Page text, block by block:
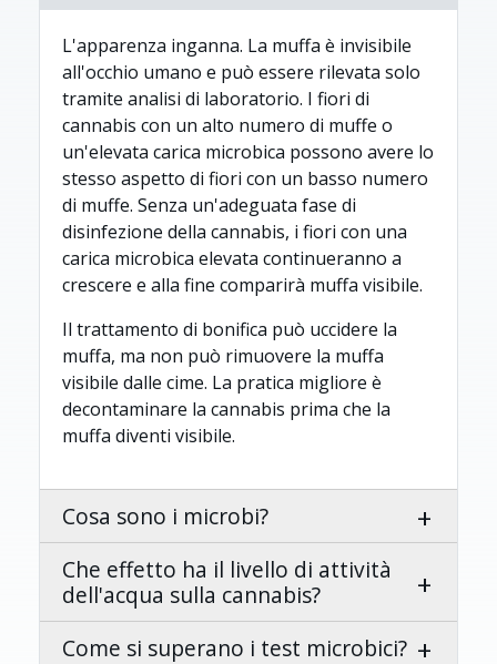
L'apparenza inganna. La muffa è invisibile
all'occhio umano e può essere rilevata solo
tramite analisi di laboratorio. I fiori di
cannabis con un alto numero di muffe o
un'elevata carica microbica possono avere lo
stesso aspetto di fiori con un basso numero
di muffe. Senza un'adeguata fase di
disinfezione della cannabis, i fiori con una
carica microbica elevata continueranno a
crescere e alla fine comparirà muffa visibile.
Il trattamento di bonifica può uccidere la
muffa, ma non può rimuovere la muffa
visibile dalle cime. La pratica migliore è
decontaminare la cannabis prima che la
muffa diventi visibile.
Cosa sono i microbi?
Che effetto ha il livello di attività
dell'acqua sulla cannabis?
Come si superano i test microbici?